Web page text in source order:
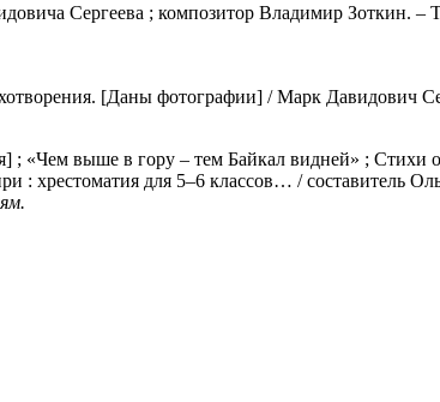
Сергеева ; композитор Владимир Зоткин.
[Даны фотографии] / Марк Давидович
; «Чем выше в гору – тем Байкал видней» ;
: хрестоматия для 5–6 классов… / составитель